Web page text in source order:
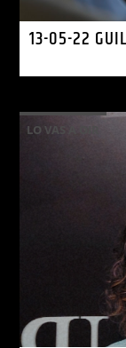
13-05-22
LO VAS A OIR